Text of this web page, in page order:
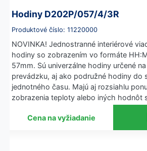
Hodiny D202P/057/4/3R
Produktové číslo: 11220000
NOVINKA! Jednostranné interiérové
hodiny so zobrazením vo formáte
57mm. Sú univerzálne hodiny určené
prevádzku, aj ako podružné hodiny do
jednotného času. Majú aj rozsiahlu
zobrazenia teploty alebo iných hodnôt
Cena na vyžiadanie